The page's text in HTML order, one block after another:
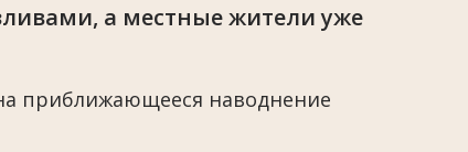
а местные жители уже
приближающееся наводнение